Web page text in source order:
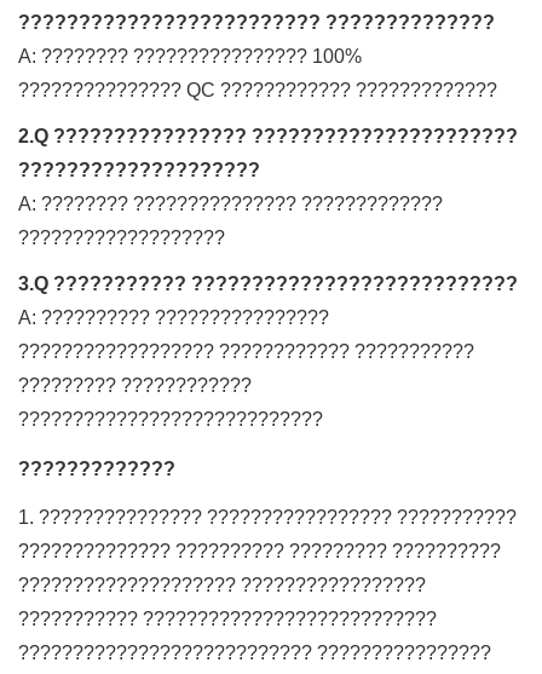
????????????????????????? ??????????????
A: ???????? ???????????????? 100%
??????????????? QC ???????????? ?????????????
2.Q ???????????????? ??????????????????????
????????????????????
A: ???????? ??????????????? ?????????????
???????????????????
3.Q ??????????? ???????????????????????????
A: ?????????? ????????????????
?????????????????? ???????????? ???????????
????????? ????????????
????????????????????????????
?????????????
1. ??????????????? ????????????????? ???????????
?????????????? ?????????? ????????? ??????????
???????????????????? ?????????????????
??????????? ???????????????????????????
??????????????????????????? ????????????????